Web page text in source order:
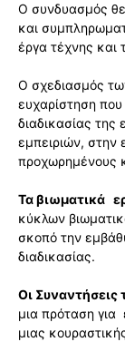
Ο συνδυασμός
και
έργα τέχνης και
Ο σχεδιασμός
ευχαρίστηση
διαδικασίας
εμπειριών, στην
προχωρημένους
Τα βιωματικά
κύκλων
σκοπό την
διαδικασίας.
Οι Συναντήσεις
μια πρόταση για
μιας